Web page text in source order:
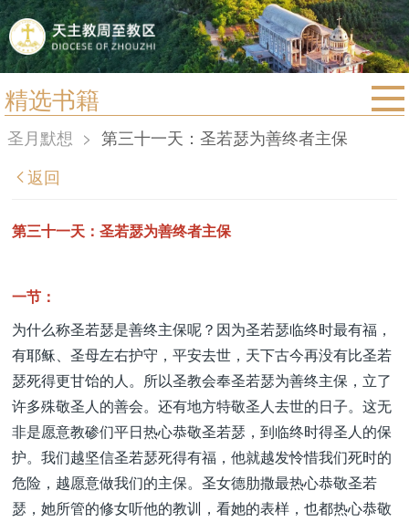
精选书籍
首页
宗教法规
教区简介
教会圣月
圣月默想 > 第三十一天：圣若瑟为善终者主保
返回
第三十一天：圣若瑟为善终者主保
一节：
为什么称圣若瑟是善终主保呢？因为圣若瑟临终时最有福，
有耶稣、圣母左右护守，平安去世，天下古今再没有比圣若
瑟死得更甘饴的人。所以圣教会奉圣若瑟为善终主保，立了
许多殊敬圣人的善会。还有地方特敬圣人去世的日子。这无
非是愿意教碜们平日热心恭敬圣若瑟，到临终时得圣人的保
护。我们越坚信圣若瑟死得有福，他就越发怜惜我们死时的
危险，越愿意做我们的主保。圣女德肋撒最热心恭敬圣若
瑟，她所管的修女听他的教训，看她的表样，也都热心恭敬